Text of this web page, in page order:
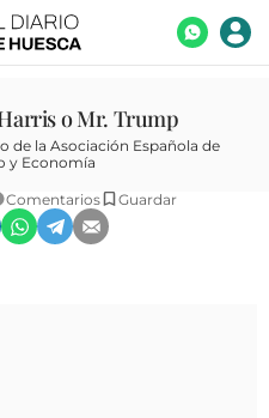
o Mr. Trump
de la Asociación Española de
y Economía
Comentarios Guardar